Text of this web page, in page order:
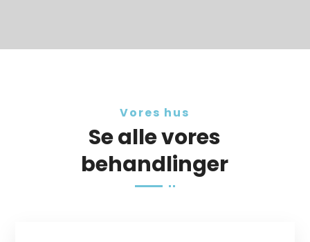
Vores hus
Se alle vores
behandlinger